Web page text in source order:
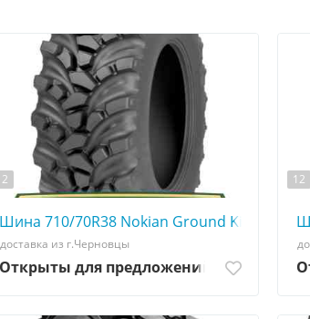
☎️ 0507773380 big tires
Шина 710/70R38 Nokian Ground King -
доставка из г.Черновцы
Открыты для предложений
12